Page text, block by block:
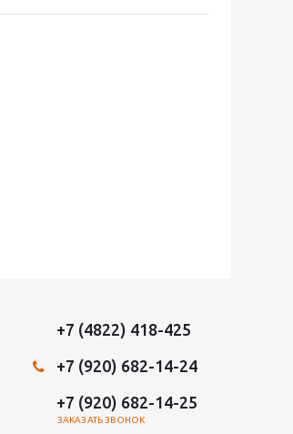
+7 (4822) 418-425
+7 (920) 682-14-24
+7 (920) 682-14-25
ЗАКАЗАТЬ ЗВОНОК